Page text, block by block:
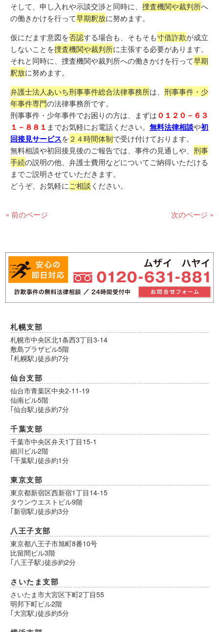
そして、申し入れや示談交渉と同時に、捜査機関や裁判所へ
の働きかけを行って早期釈放に努めます。
仮にだます意図を否認する場合も、そもそも寸借詐欺が成立
しないことを捜査機関や裁判所に主張する必要があります。
それと同時に、捜査機関や裁判所への働きかけを行って早期
釈放に努めます。
弁護士法人あいち刑事事件総合法律事務所は、刑事事件・少
年事件専門の法律事務所です。
刑事事件・少年事件でお困りの方は、まずは０１２０－６３
１－８８１ までお気軽にお電話ください。無料法律相談や初
回接見サービスを ２４時間体制で受け付けております。
無料相談や初回接見後のご報告では、事件の見通しや、刑事
手続の説明の他、弁護士費用などについてご納得いただける
までご説明させていただきます。
どうぞ、お気軽にご相談 ください。
« 前のページ 次のページ »
札幌支部
札幌市中央区北1条西3丁目3-14
敷島プラザビル5階
｢札幌駅｣徒歩約7分
仙台支部
仙台市青葉区中央2-11-19
仙南ビル5階
｢仙台駅｣徒歩約7分
千葉支部
千葉市中央区弁天1丁目15-1
細川ビル2階
｢千葉駅｣徒歩約1分
東京支部
東京都新宿区西新宿1丁目14-15
タウンウエストビル9階
｢新宿駅｣徒歩約3分
八王子支部
東京都八王子市旭町8番10号
比留間ビル3階
｢八王子駅｣徒歩約2分
さいたま支部
さいたま市大宮区下町2丁目55
明邦下町ビル2階
｢大宮駅｣徒歩約5分